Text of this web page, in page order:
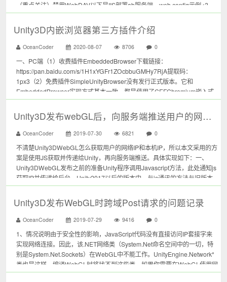
（重点关注）禁用WebDAV以下是IIS部署ab服务端，web.config示例<?
xml version=&q...
Unity3D内嵌浏览器第三方插件介绍
OceanCoder 2020-08-07 8706 0
一、PC端（1）收费插件EmbeddedBrowser下载链接：
https://pan.baidu.com/s/1H1xYGFr1ZOcbbuGMHy7RjA提取码：
1px3（2）免费插件SimpleUnityBrowser没有发行正式版本。它和
EmbeddedBrowser实现方式基本一致，都是使用了CEFChromium嵌入式
框架，在其基础...
Unity3D发布webGL后，向服务端推送用户的网络IP和本机IP
OceanCoder 2019-07-30 6821 0
不清楚Unity3DWebGL怎么获取用户的网络IP和本机IP，所以本文采用的方
案是使用JS获取并传递给Unity，再向服务端推送。具体实现如下：一、
Unity3DWebGL发布之前的准备Unity程序调用Javascript方法，此处通知js
获取IP并传递给后台。Unity2017以后的版本中，与js通讯的方法与旧版本
不同，具体如下：http...
Unity3D发布WebGL时跨域Post请求的问题记录
OceanCoder 2019-07-29 9416 0
1、情况说明由于安全性的影响，JavaScript代码没有直接访问IP套接字来
实现网络连接。因此，该.NET网络类（System.Net命名空间中的一切，特
别是System.Net.Sockets）在WebGL中不能工作。UnityEngine.Network*
类也是这样，编译WebGL时将找不到这些类。如果你需要在WebGL使用网
络通信，你现在...